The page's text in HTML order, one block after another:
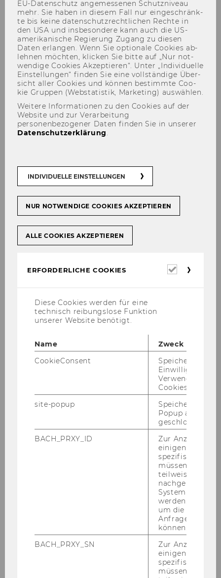
Raphaela Riegler, LL.M. (WU)
Raphaela Riegler, LL.M. (WU)
Teaching and Research Associate
+43 1 31336 5386
Per­sön­li­ches Pro­fil PURE
Diens­tag, 10:00 - 11:00
Uhr (um Vor­anmel­dung per E-​Mail wird
EU-​Datenschutz an­ge­mes­se­nen Schutz­ni­veau
mehr. Sie haben in die­sem Fall nur ein­ge­schränk­
te bis keine da­ten­schutz­recht­li­chen Rech­te in
den USA und ins­be­son­de­re kann auch die US-​
amerikanische Re­gie­rung Zu­gang zu die­sen
Daten er­lan­gen. Wenn Sie op­tio­na­le Coo­kies ab­
leh­nen möch­ten, kli­cken Sie bitte auf „Nur not­
wen­di­ge Coo­kies Ak­zep­tie­ren“. Unter „In­di­vi­du­el­le
Ein­stel­lun­gen“ fin­den Sie eine voll­stän­di­ge Über­
sicht aller Coo­kies und kön­nen be­stimm­te Coo­
kie Grup­pen (Web­sta­tis­tik, Mar­ke­ting) aus­wäh­len.
Weitere Informationen zu den Cookies auf der
Website und zur Verarbeitung
personenbezogener Daten finden Sie in unserer
Datenschutzerklärung.
INDIVIDUELLE EINSTELLUNGEN
NUR NOTWENDIGE COOKIES AKZEPTIEREN
ALLE COOKIES AKZEPTIEREN
ERFORDERLICHE COOKIES
Diese Cookies werden für eine
technisch reibungslose Funktion
unserer Website benötigt.
Name
Zweck
CookieConsent
Speichert Ihre
Einwilligung zur
Verwendung von
Cookies.
site-popup
Speichert ob ein
Popup
geschlossen
BACH_PRXY_ID
Zur Anzeige von
einigen WU-
spezifischen
müssen
teilweise von
nachgelagerten
System
werden.
um die Antwort
Anfrage
können.
BACH_PRXY_SN
Zur Anzeige von
einigen WU-
spezifischen
müssen